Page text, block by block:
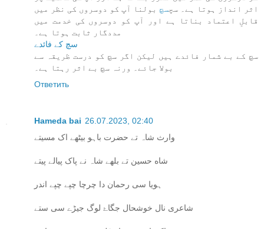
اثر انداز ہوتا ہے۔ سچسچ بولنا آپ کو دوسروں کی نظر میں
قابلِ اعتماد بناتا ہے اور آپ کو دوسروں کی خدمت میں
مددگار ثابت ہوتا ہے۔
سچ کے فائدے
سچ کے بے شمار فائدے ہیں لیکن اگر سچ کو درست ظریقہ سے
بولا جائے۔ ورنہ سچ بے اثر رہتا ہے۔
Ответить
Hameda bai 26.07.2023, 02:40
وارث شاہ تے حضرت باہو بیٹھے اک مسیتے
شاه حسین تے بلھے شاہ نے پاک پیالے پیتے
ہویا سی رحمان دا چرچا چپے چپے اندر
شاعری نال خوشحال جگاۓ لوگ جیڑے سی ستے